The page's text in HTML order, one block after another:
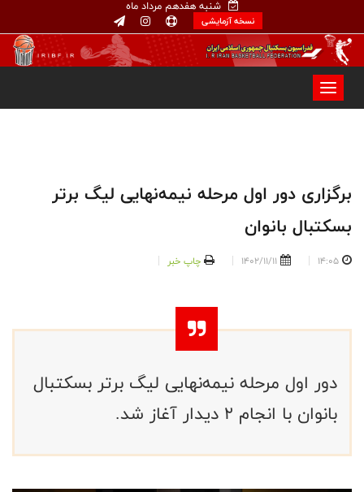
شنبه هفدهم مرداد ماه
نسخه آزمایشی
برگزاری دور اول مرحله نیمه‌نهایی لیگ برتر
بسکتبال بانوان
14:05
1402/11/11 چاپ خبر
دور اول مرحله نیمه‌نهایی لیگ برتر بسکتبال
بانوان با انجام ۲ دیدار آغاز شد.